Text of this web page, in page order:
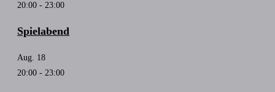
20:00 - 23:00
Spielabend
Aug. 18
20:00 - 23:00